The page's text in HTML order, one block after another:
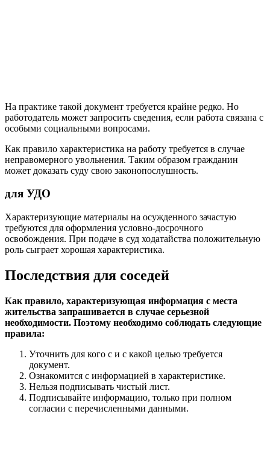
На практике такой документ требуется крайне редко. Но
работодатель может запросить сведения, если работа связана с
особыми социальными вопросами.
Как правило характеристика на работу требуется в случае
неправомерного увольнения. Таким образом гражданин
может доказать суду свою законопослушность.
для УДО
Характеризующие материалы на осужденного зачастую
требуются для оформления условно-досрочного
освобождения. При подаче в суд ходатайства положительную
роль сыграет хорошая характеристика.
Последствия для соседей
Как правило, характеризующая информация с места
жительства запрашивается в случае серьезной
необходимости. Поэтому необходимо соблюдать следующие
правила:
Уточнить для кого с и с какой целью требуется
документ.
Ознакомится с информацией в характеристике.
Нельзя подписывать чистый лист.
Подписывайте информацию, только при полном
согласии с перечисленными данными.